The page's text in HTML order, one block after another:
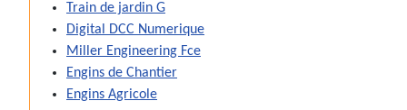
Train de jardin G
Digital DCC Numerique
Miller Engineering Fce
Engins de Chantier
Engins Agricole